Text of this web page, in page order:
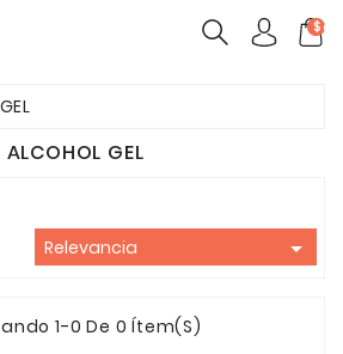
ALCOHOL GEL
Relevancia 
1-0 De 0 Ítem(s)